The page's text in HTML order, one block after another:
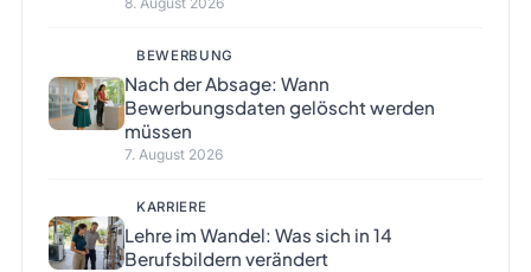
BEWERBUNG
Nach der Absage: Wann
Bewerbungsdaten gelöscht werden
müssen
7. August 2026
KARRIERE
Lehre im Wandel: Was sich in 14
Berufsbildern verändert